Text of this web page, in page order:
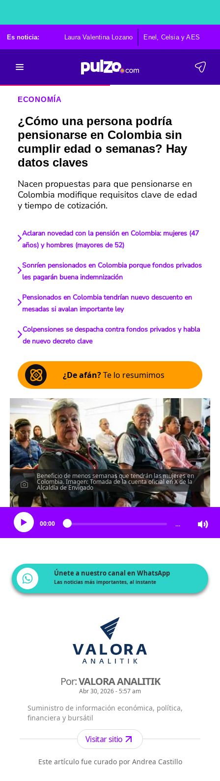
Es noticia: Laura Valentina Lozano Enel, Celsia y AES
ECONOMÍA
¿Cómo una persona podría
pensionarse en Colombia sin
cumplir edad o semanas? Hay
datos claves
Nacen propuestas para que pensionarse en
Colombia modifique requisitos clave de edad
y tiempo de cotización.
Aclaran novedad con la pensión en Colombia: mujeres (47
años) y hombres (mayores de 52)
Sonríen pensionados en Colombia porque fondos privados
les pagarán buena indemnización
Pensionados en Colombia tendrían nuevo descuento en
mesadas si avalan importante ley
Colpensiones se despacha contra fondos privados y habla
de nuevo decreto clave
¿De afán?Te lo resumimos
Beneficio de menos semanas que tendrán las mujeres en
Colombia. Imagen: Tomada de la cuenta oficial en X de la
Alcaldía de Envigado
Escucha el artículo
00:00 …
Únete a nuestro canal en WhatsApp
Las noticias más importantes, al instante
Por:VALORA ANALITIK
Abr 30, 2026 - 5:57 am
Suministro de información económica, política,
financiera y bursátil
Visitar sitio
Este artículo fue curado por Andrea Castillo